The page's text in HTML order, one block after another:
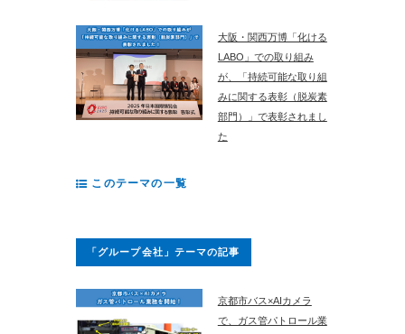
大阪・関西万博「化ける
LABO」での取り組み
が、「持続可能な取り組
みに関する表彰（脱炭素
部門）」で表彰されまし
た
このテーマの一覧
「グループ会社」テーマの記事
京都市バス×AIカメラ
で、ガス管パトロール業